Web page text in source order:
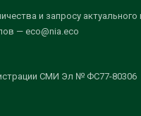
и запросу актуального
— eco@nia.eco
СМИ Эл № ФС77-80306